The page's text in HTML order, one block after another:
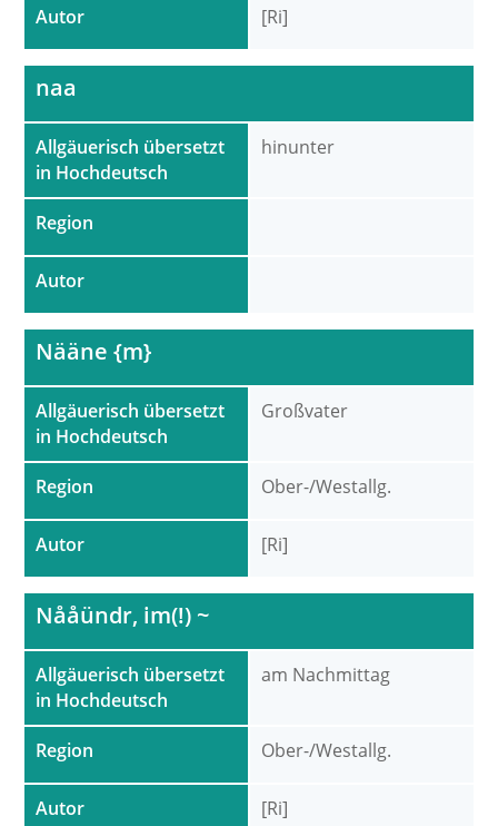
Autor [Ri]
Allgäuerisch übersetzt
in Hochdeutsch
Region
Autor
naa
hinunter
Allgäuerisch übersetzt
in Hochdeutsch
Region
Autor
Nääne {m}
Großvater
Ober-/Westallg.
[Ri]
Allgäuerisch übersetzt
in Hochdeutsch
Region
Autor
Nååündr, im(!) ~
am Nachmittag
Ober-/Westallg.
[Ri]